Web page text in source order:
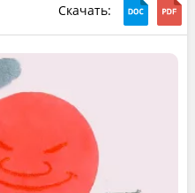
Скачать: